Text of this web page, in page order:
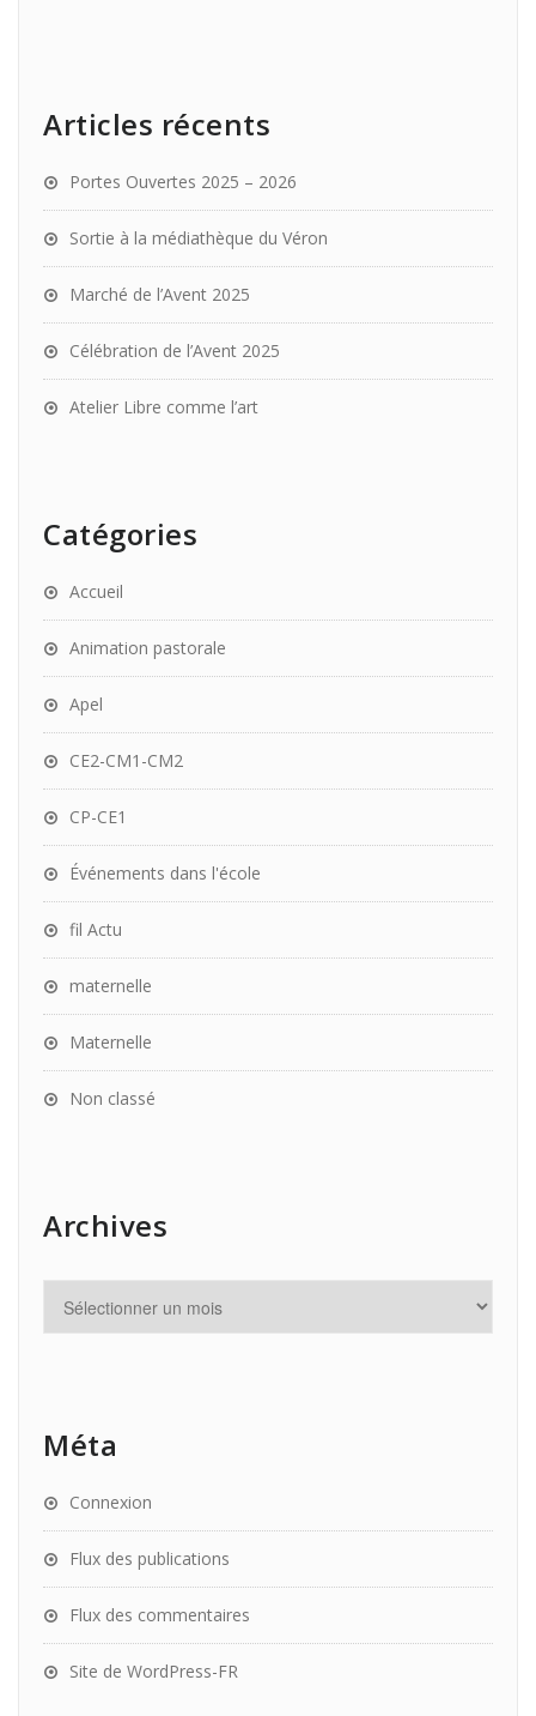
Articles récents
Portes Ouvertes 2025 – 2026
Sortie à la médiathèque du Véron
Marché de l’Avent 2025
Célébration de l’Avent 2025
Atelier Libre comme l’art
Catégories
Accueil
Animation pastorale
Apel
CE2-CM1-CM2
CP-CE1
Événements dans l'école
fil Actu
maternelle
Maternelle
Non classé
Archives
Méta
Connexion
Flux des publications
Flux des commentaires
Site de WordPress-FR